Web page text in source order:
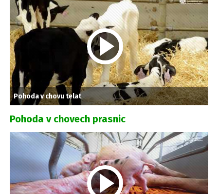
Pohoda v chovu telat
Pohoda v chovech prasnic